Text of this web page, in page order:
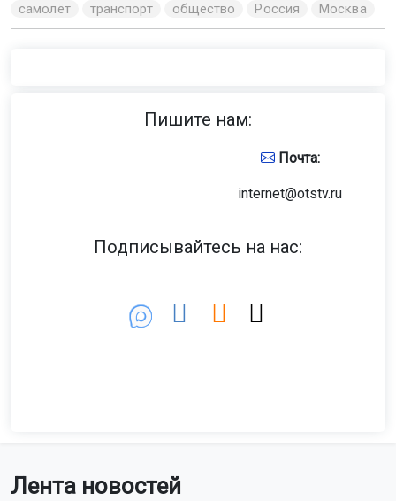
Лента новостей
самолёт транспорт общество Россия Москва
Пишите нам:
Почта:
internet@otstv.ru
Подписывайтесь на нас: